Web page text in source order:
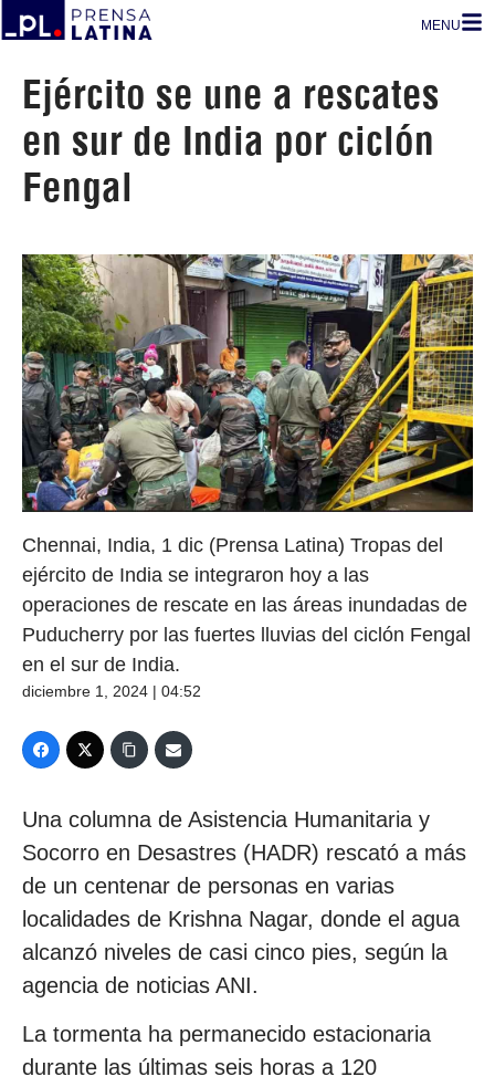
MENU
Ejército se une a rescates
en sur de India por ciclón
Fengal
Chennai, India, 1 dic (Prensa Latina) Tropas del
ejército de India se integraron hoy a las
operaciones de rescate en las áreas inundadas de
Puducherry por las fuertes lluvias del ciclón Fengal
en el sur de India.
diciembre 1, 2024 | 04:52
Una columna de Asistencia Humanitaria y
Socorro en Desastres (HADR) rescató a más
de un centenar de personas en varias
localidades de Krishna Nagar, donde el agua
alcanzó niveles de casi cinco pies, según la
agencia de noticias ANI.
La tormenta ha permanecido estacionaria
durante las últimas seis horas a 120